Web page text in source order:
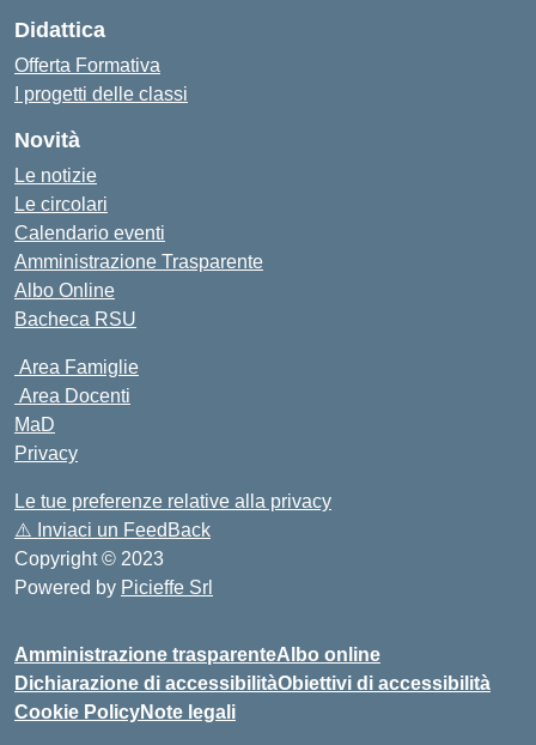
Didattica
Offerta Formativa
I progetti delle classi
Novità
Le notizie
Le circolari
Calendario eventi
Amministrazione Trasparente
Albo Online
Bacheca RSU
Area Famiglie
Area Docenti
MaD
Privacy
Le tue preferenze relative alla privacy
⚠️ Inviaci un FeedBack
Copyright © 2023
Powered by Picieffe Srl
Amministrazione trasparenteAlbo online
Dichiarazione di accessibilitàObiettivi di accessibilità
Cookie PolicyNote legali